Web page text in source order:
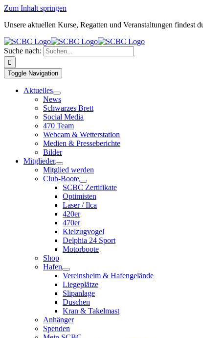
Zum Inhalt springen
Unsere aktuellen Kurse, Regatten und Veranstaltungen findest
Suche nach:
Toggle Navigation
Aktuelles
News
Schwarzes Brett
Social Media
470 Team
Webcam & Wetterstation
Medien & Presseberichte
Bilder
Mitglieder
Mitglied werden
Club-Boote
SCBC Zertifikate
Optimisten
Laser / Ilca
420er
470er
Kielzugvogel
Delphia 24 Sport
Motorboote
Shop
Hafen
Vereinsheim & Hafengelände
Liegeplätze
Slipanlage
Duschen
Kran & Takelmast
Anhänger
Spenden